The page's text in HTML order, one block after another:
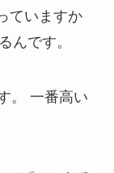
ていますか
んです。
。
一番高い